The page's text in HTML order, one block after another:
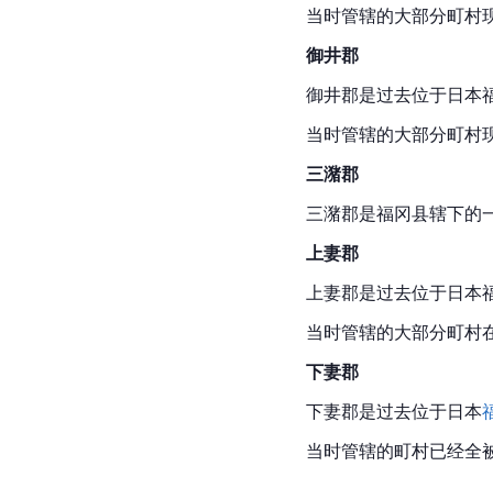
当时管辖的大部分町村
御井郡
御井郡是过去位于日本
当时管辖的大部分町村
三潴郡
三潴郡是福冈县辖下的
上妻郡
上妻郡是过去位于日
当时管辖的大部分町村
下妻郡
下妻郡是过去位于日本
当时管辖的町村已经全